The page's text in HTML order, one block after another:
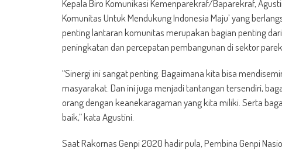
Kepala Biro Komunikasi Kemenparekraf/Baparekraf,
Komunitas Untuk Mendukung Indonesia Maju’ yang
penting lantaran komunitas merupakan bagian penting
peningkatan dan percepatan pembangunan di sektor
“Sinergi ini sangat penting. Bagaimana kita bisa
masyarakat. Dan ini juga menjadi tantangan tersendiri,
orang dengan keanekaragaman yang kita miliki. Serta
baik,” kata Agustini.
Saat Rakornas Genpi 2020 hadir pula, Pembina Genpi